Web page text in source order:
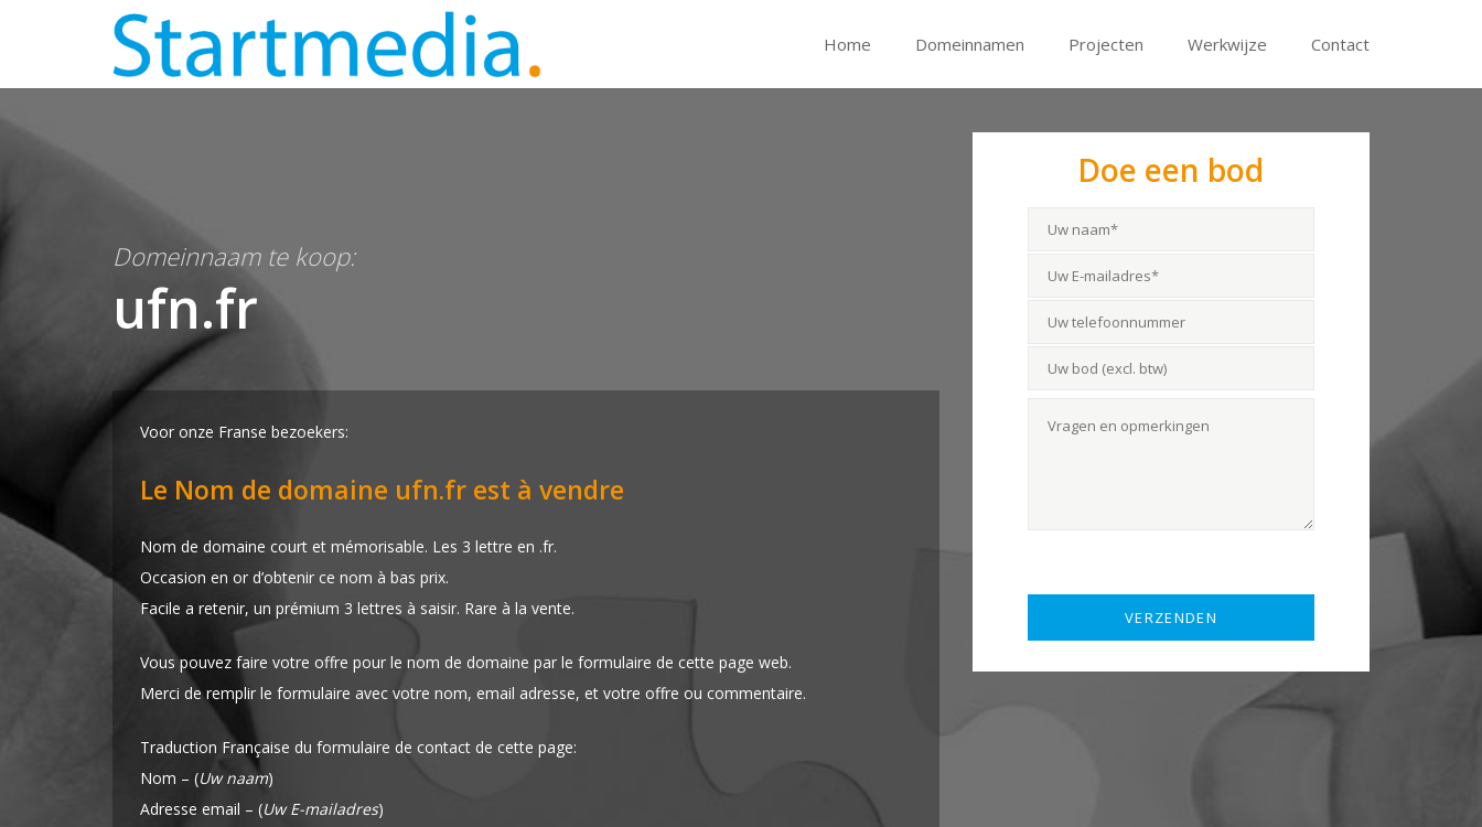
Home Domeinnamen Projecten Werkwijze Contact
Domeinnaam te koop:
ufn.fr
Voor onze Franse bezoekers:
Le Nom de domaine ufn.fr est à vendre
Nom de domaine court et mémorisable. Les 3 lettre en .fr.
Occasion en or d’obtenir ce nom à bas prix.
Facile a retenir, un prémium 3 lettres à saisir. Rare à la vente.
Vous pouvez faire votre offre pour le nom de domaine par le formulaire de cette page web.
Merci de remplir le formulaire avec votre nom, email adresse, et votre offre ou commentaire.
Traduction Française du formulaire de contact de cette page:
Nom – (Uw naam)
Adresse email – (Uw E-mailadres)
Doe een bod